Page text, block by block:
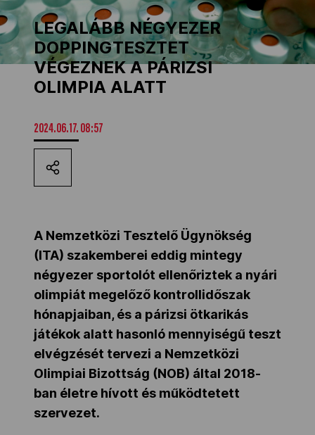
Los Angeles 2028
MOB
Kettőskarrier-program
Társszervezetek
OVEP
Adatbank
LEGALÁBB NÉGYEZER
DOPPINGTESZTET
VÉGEZNEK A PÁRIZSI
OLIMPIA ALATT
2024.06.17. 08:57
A Nemzetközi Tesztelő Ügynökség
(ITA) szakemberei eddig mintegy
négyezer sportolót ellenőriztek a nyári
olimpiát megelőző kontrollidőszak
hónapjaiban, és a párizsi ötkarikás
játékok alatt hasonló mennyiségű teszt
elvégzését tervezi a Nemzetközi
Olimpiai Bizottság (NOB) által 2018-
ban életre hívott és működtetett
szervezet.